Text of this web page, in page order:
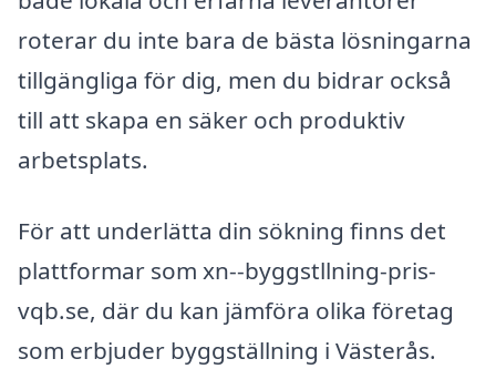
roterar du inte bara de bästa lösningarna
tillgängliga för dig, men du bidrar också
till att skapa en säker och produktiv
arbetsplats.
För att underlätta din sökning finns det
plattformar som xn--byggstllning-pris-
vqb.se, där du kan jämföra olika företag
som erbjuder byggställning i Västerås.